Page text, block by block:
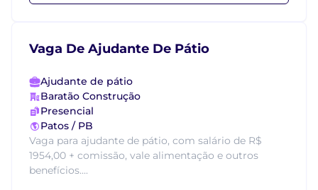
Vaga De Ajudante De Pátio
Ajudante de pátio
Baratão Construção
Presencial
Patos / PB
Vaga para ajudante de pátio, com salário de R$
1954,00 + comissão, vale alimentação e outros
benefícios....